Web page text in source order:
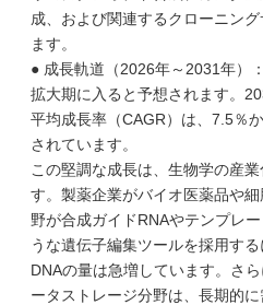
成、および関連するクローニン
ます。
● 成長軌道（2026年～2031年）
拡大期に入ると予想されます。
平均成長率（CAGR）は、7.5％
されています。
この堅調な成長は、生物学の産
す。製薬企業がバイオ医薬品や
野が合成ガイドRNAやテンプレ
うな遺伝子編集ツールを採用す
DNAの量は急増しています。さ
ータストレージ分野は、長期的